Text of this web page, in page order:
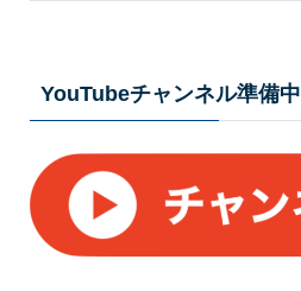
YouTubeチャンネル準備中